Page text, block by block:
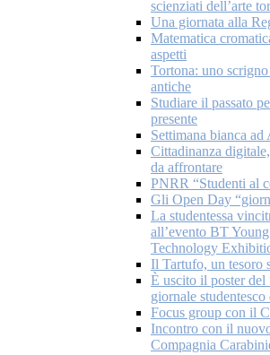
scienziati dell’arte
Una giornata alla
Matematica
aspetti
Tortona: uno
antiche
Studiare il passato
presente
Settimana bianca ad
Cittadinanza
da affrontare
PNRR “Studenti al
Gli Open Day
La studentessa
all’evento BT
Technology
Il Tartufo, un tesoro
È uscito il poster del
giornale
Focus group con il
Incontro con il
Compagnia